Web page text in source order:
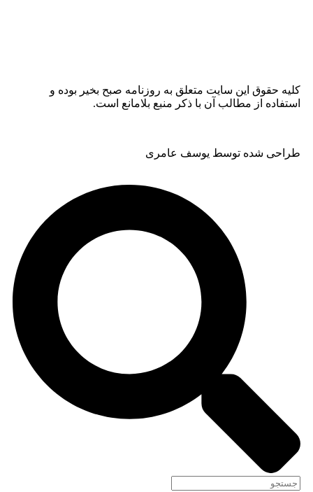
کلیه حقوق این سایت متعلق به روزنامه صبح بخیر بوده و
استفاده از مطالب آن با ذکر منبع بلامانع است.
طراحی شده توسط یوسف عامری